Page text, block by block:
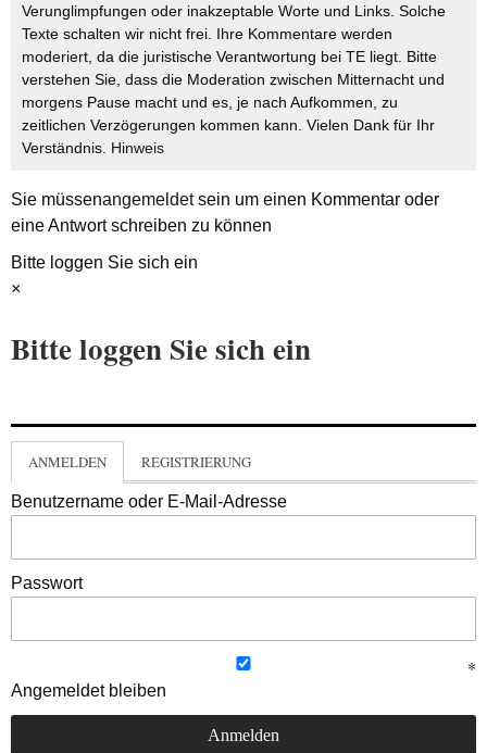
Verunglimpfungen oder inakzeptable Worte und Links. Solche
Texte schalten wir nicht frei. Ihre Kommentare werden
moderiert, da die juristische Verantwortung bei TE liegt. Bitte
verstehen Sie, dass die Moderation zwischen Mitternacht und
morgens Pause macht und es, je nach Aufkommen, zu
zeitlichen Verzögerungen kommen kann. Vielen Dank für Ihr
Verständnis. Hinweis
Sie müssenangemeldetsein um einen Kommentar oder
eine Antwort schreiben zu können
Bitte loggen Sie sich ein
×
Bitte loggen Sie sich ein
ANMELDEN REGISTRIERUNG
Benutzername oder E-Mail-Adresse
Passwort
Angemeldet bleiben